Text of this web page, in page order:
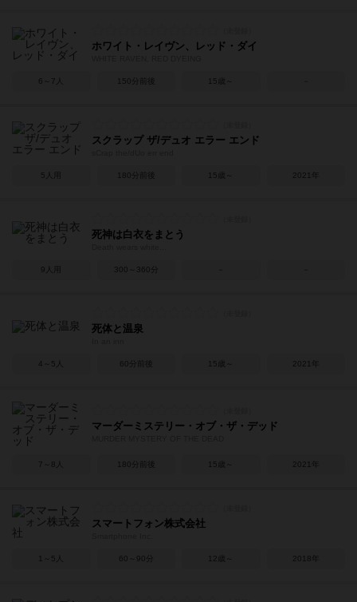
ホワイト・レイヴン、レッド・ダイ
6～7人 150分前後 15歳～
スクラップ ザ/デュオ エラー エンド
5人用 180分前後 15歳～ 2021年
死神は白衣をまとう
9人用 300～360分
死体と温泉
4～5人 60分前後 15歳～ 2021年
マーダーミステリー・オブ・ザ・デッド
7～8人 180分前後 15歳～ 2021年
スマートフォン株式会社
1～5人 60～90分 12歳～ 2018年